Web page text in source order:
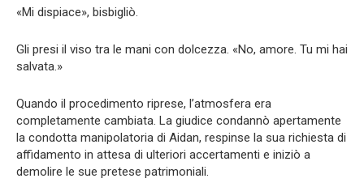
«Mi dispiace», bisbigliò.
Gli presi il viso tra le mani con dolcezza. «No, amore. Tu mi hai
salvata.»
Quando il procedimento riprese, l’atmosfera era
completamente cambiata. La giudice condannò apertamente
la condotta manipolatoria di Aidan, respinse la sua richiesta di
affidamento in attesa di ulteriori accertamenti e iniziò a
demolire le sue pretese patrimoniali.